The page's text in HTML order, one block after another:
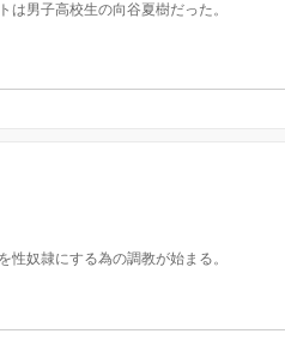
男子高校生の向谷夏樹だった。
奴隷にする為の調教が始まる。